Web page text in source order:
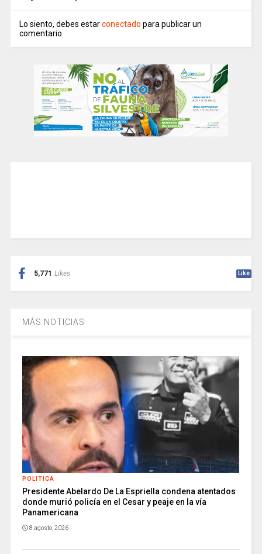
Lo siento, debes estarconectado para publicar un
comentario.
5,771 Likes Like
MÁS NOTICIAS
POLITICA
Presidente Abelardo De La Espriella condena atentados
donde murió policía en el Cesar y peaje en la vía
Panamericana
8 agosto, 2026